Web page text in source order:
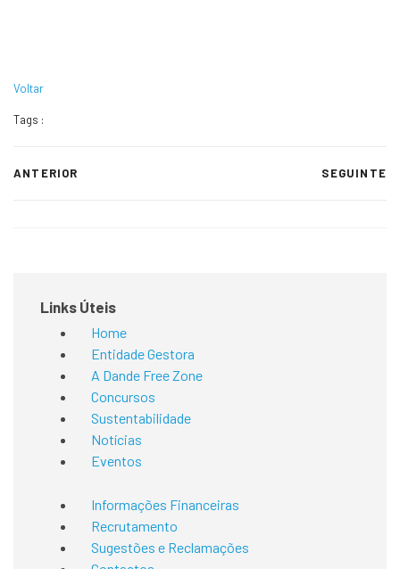
Voltar
Tags :
ANTERIOR SEGUINTE
Links Úteis
Home
Entidade Gestora
A Dande Free Zone
Concursos
Sustentabilidade
Notícias
Eventos
Informações Financeiras
Recrutamento
Sugestões e Reclamações